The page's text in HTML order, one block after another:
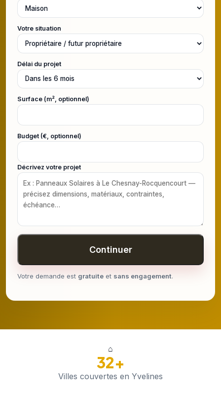
Votre situation
Délai du projet
Surface (m², optionnel)
Budget (€, optionnel)
Décrivez votre projet
Continuer
Votre demande est gratuite et sans engagement.
⌂
32+
Villes couvertes en Yvelines